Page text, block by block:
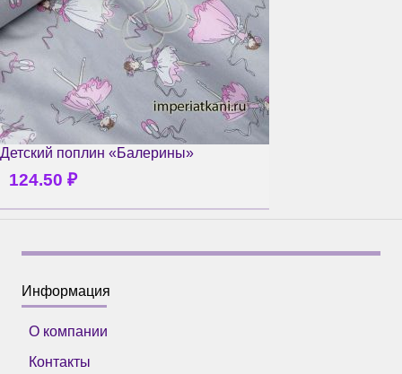
Детский поплин «Балерины»
124.50 ₽
Информация
О компании
Контакты